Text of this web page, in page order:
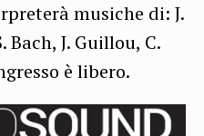
musiche di: J.
Bach, J. Guillou, C.
è libero.